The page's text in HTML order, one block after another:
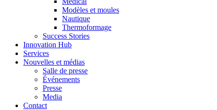
Modèles et moules
Nautique
Thermoformage
Success Stories
Innovation Hub
Services
Nouvelles et médias
Salle de presse
Événements
Presse
Media
Contact